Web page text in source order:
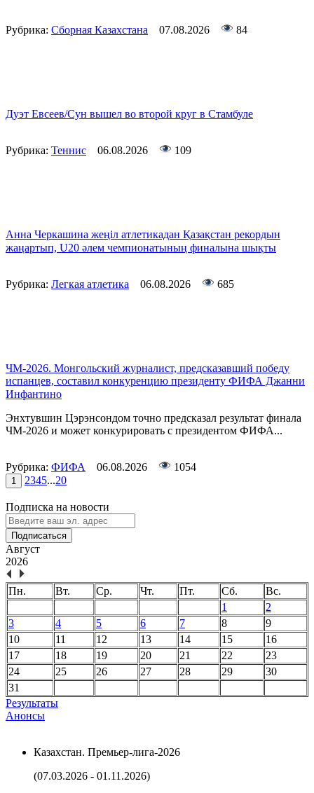
Рубрика: Сборная Казахстана 07.08.2026 84
Дуэт Евсеев/Сун вышел во второй круг в Стамбуле
Рубрика: Теннис 06.08.2026 109
Анна Черкашина жеңіл атлетикадан Қазақстан рекордын
жаңартып, U20 әлем чемпионатының финалына шықты
Рубрика: Легкая атлетика 06.08.2026 685
ЧМ-2026. Монгольский журналист, предсказавший победу
испанцев, составил конкуренцию президенту ФИФА Джанни
Инфантино
Энхтувшин Цэрэнсондом точно предсказал результат финала
ЧМ-2026 и может конкурировать с президентом ФИФА...
Рубрика: ФИФА 06.08.2026 1054
1 2345...20
Подписка на новости
Подписаться
Август
2026
Пн. Вт. Ср. Чт. Пт. Сб.
Вс.
1
2
3
4 5 6 7 8
9
10
11 12 13 14 15
16
17
18 19 20 21 22
23
24
25 26 27 28 29
30
31
Результаты
Анонсы
Казахстан. Премьер-лига-2026
(07.03.2026 - 01.11.2026)